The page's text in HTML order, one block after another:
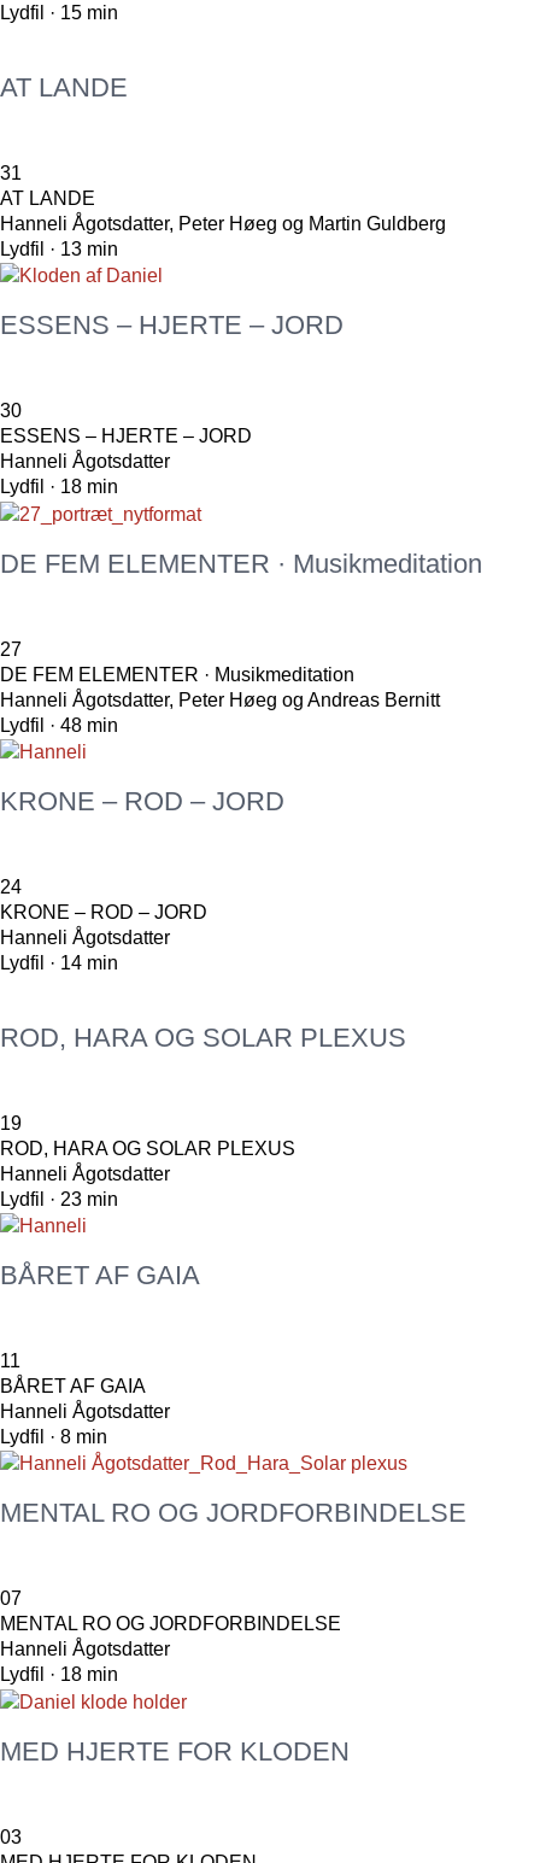
Lydfil · 15 min
AT LANDE
31
AT LANDE
Hanneli Ågotsdatter, Peter Høeg og Martin Guldberg
Lydfil · 13 min
ESSENS – HJERTE – JORD
30
ESSENS – HJERTE – JORD
Hanneli Ågotsdatter
Lydfil · 18 min
DE FEM ELEMENTER · Musikmeditation
27
DE FEM ELEMENTER · Musikmeditation
Hanneli Ågotsdatter, Peter Høeg og Andreas Bernitt
Lydfil · 48 min
KRONE – ROD – JORD
24
KRONE – ROD – JORD
Hanneli Ågotsdatter
Lydfil · 14 min
ROD, HARA OG SOLAR PLEXUS
19
ROD, HARA OG SOLAR PLEXUS
Hanneli Ågotsdatter
Lydfil · 23 min
BÅRET AF GAIA
11
BÅRET AF GAIA
Hanneli Ågotsdatter
Lydfil · 8 min
MENTAL RO OG JORDFORBINDELSE
07
MENTAL RO OG JORDFORBINDELSE
Hanneli Ågotsdatter
Lydfil · 18 min
MED HJERTE FOR KLODEN
03